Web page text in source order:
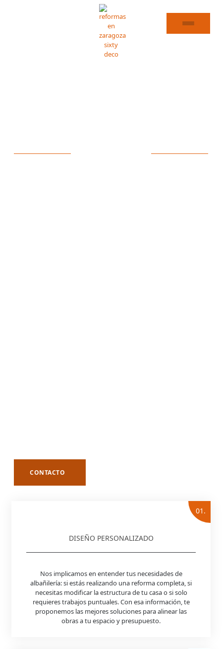
CONTACTO
01.
DISEÑO PERSONALIZADO
Nos implicamos en entender tus necesidades de
albañilería: si estás realizando una reforma completa, si
necesitas modificar la estructura de tu casa o si solo
requieres trabajos puntuales. Con esa información, te
proponemos las mejores soluciones para alinear las
obras a tu espacio y presupuesto.